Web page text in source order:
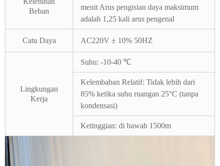
Beban
menit Arus pengisian daya maksimum
adalah 1,25 kali arus pengenal
Catu Daya AC220V ± 10% 50HZ
Lingkungan
Kerja
Suhu: -10-40 ℃
Kelembaban Relatif: Tidak lebih dari
85% ketika suhu ruangan 25°C (tanpa
kondensasi)
Ketinggian: di bawah 1500m